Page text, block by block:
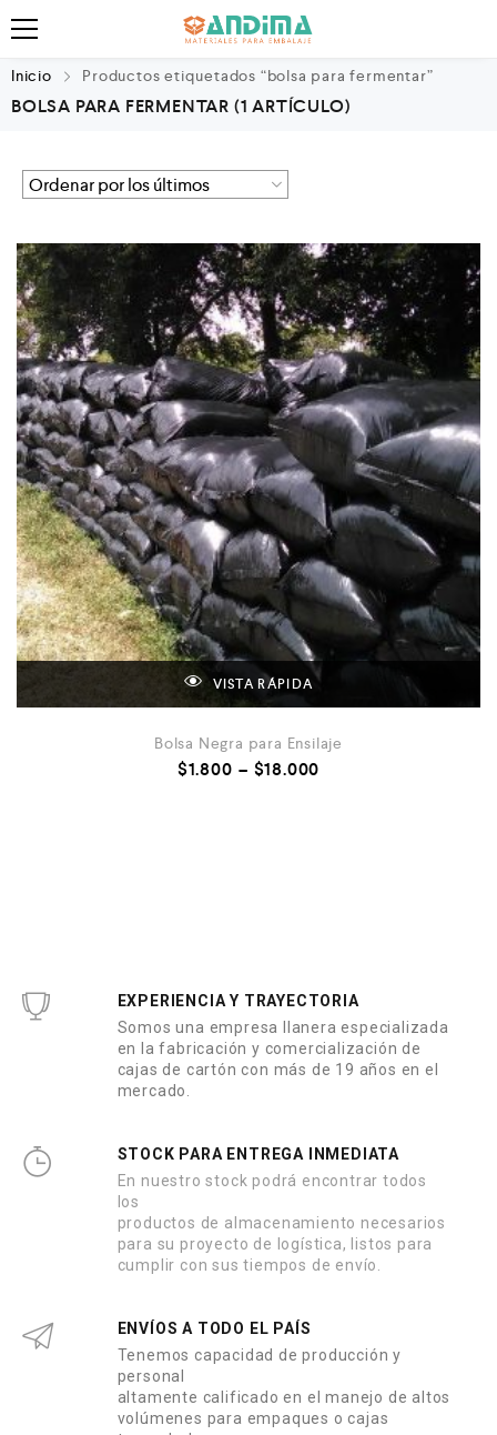
Inicio Productos etiquetados “bolsa para fermentar”
BOLSA PARA FERMENTAR (1 ARTÍCULO)
VISTA RÁPIDA
Bolsa Negra para Ensilaje
$1.800 – $18.000
EXPERIENCIA Y TRAYECTORIA
Somos una empresa llanera especializada
en la fabricación y comercialización de
cajas de cartón con más de 19 años en el
mercado.
STOCK PARA ENTREGA INMEDIATA
En nuestro stock podrá encontrar todos
los
productos de almacenamiento necesarios
para su proyecto de logística, listos para
cumplir con sus tiempos de envío.
ENVÍOS A TODO EL PAÍS
Tenemos capacidad de producción y
personal
altamente calificado en el manejo de altos
volúmenes para empaques o cajas